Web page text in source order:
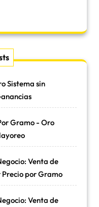
Sistema sin
Gramo - Oro
Venta de
Precio por Gramo
Venta de